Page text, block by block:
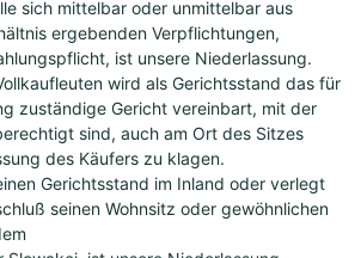
sich mittelbar oder unmittelbar aus
ergebenden Verpflichtungen,
ist unsere Niederlassung.
wird als Gerichtsstand das für
zuständige Gericht vereinbart, mit der
sind, auch am Ort des Sitzes
des Käufers zu klagen.
Gerichtsstand im Inland oder verlegt
seinen Wohnsitz oder gewöhnlichen